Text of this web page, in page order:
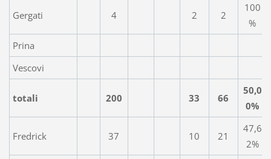
Gergati 4 2 2
100
%
Prina
Vescovi
totali 200 33 66
50,0
0%
Fredrick 37 10 21
47,6
2%